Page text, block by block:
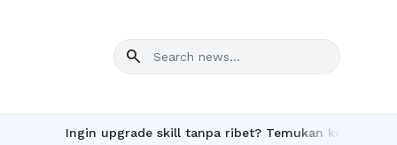
search
Ingin upgrade skill tanpa ribet? Temukan kelas seru dan